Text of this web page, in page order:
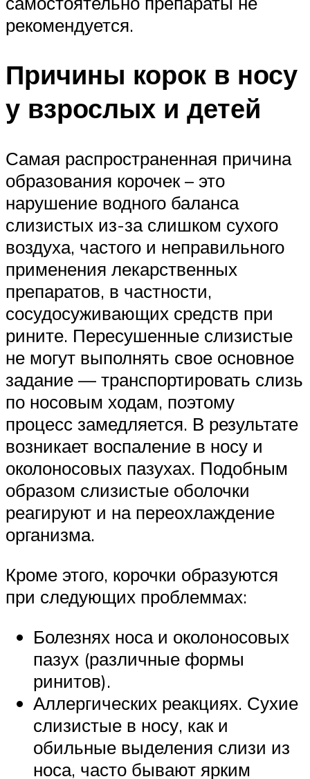
рекомендуется.
Причины корок в носу
у взрослых и детей
Самая распространенная причина
образования корочек – это
нарушение водного баланса
слизистых из-за слишком сухого
воздуха, частого и неправильного
применения лекарственных
препаратов, в частности,
сосудосуживающих средств при
рините. Пересушенные слизистые
не могут выполнять свое основное
задание — транспортировать слизь
по носовым ходам, поэтому
процесс замедляется. В результате
возникает воспаление в носу и
околоносовых пазухах. Подобным
образом слизистые оболочки
реагируют и на переохлаждение
организма.
Кроме этого, корочки образуются
при следующих проблеммах:
Болезнях носа и околоносовых
пазух (различные формы
ринитов).
Аллергических реакциях. Сухие
слизистые в носу, как и
обильные выделения слизи из
носа, часто бывают ярким